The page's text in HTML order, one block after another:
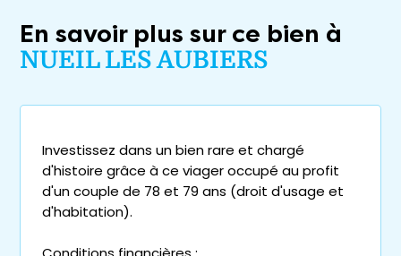
En savoir plus sur ce bien à
NUEIL LES AUBIERS
Investissez dans un bien rare et chargé
d'histoire grâce à ce viager occupé au profit
d'un couple de 78 et 79 ans (droit d'usage et
d'habitation).